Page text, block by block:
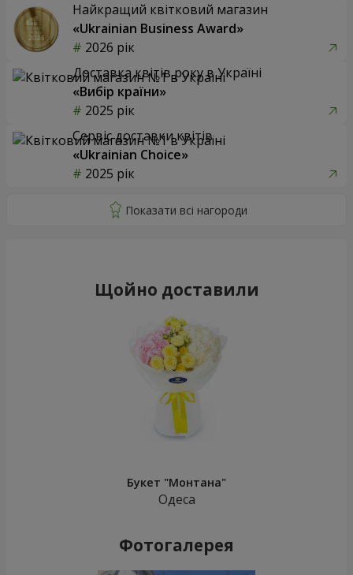
Найкращий квітковий магазин
«Ukrainian Business Award»
2026 рік
Доставка квітів року в Україні
«Вибір країни»
2025 рік
Сервіс доставки квітів
«Ukrainian Choice»
2025 рік
Щойно доставили
Букет "Монтана"
Одеса
Фотогалерея